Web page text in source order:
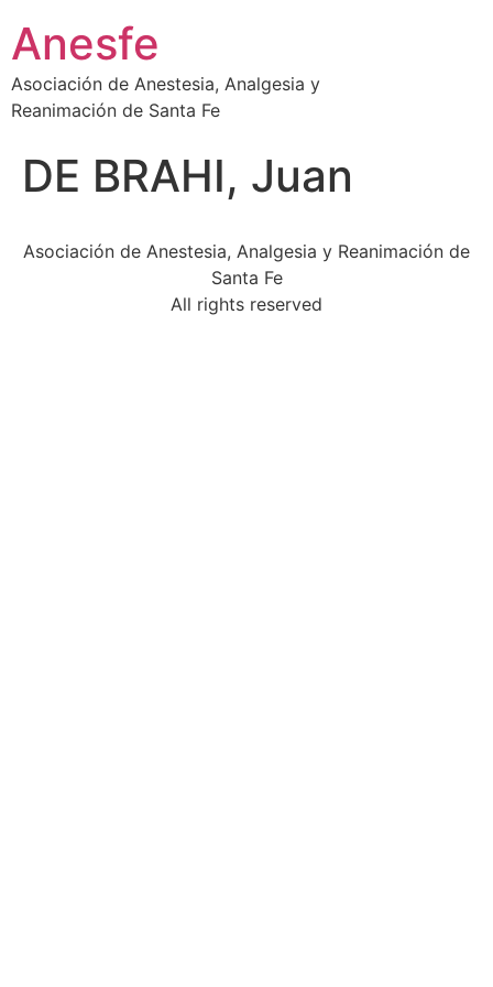
contenido
Anesfe
Asociación de Anestesia, Analgesia y
Reanimación de Santa Fe
DE BRAHI, Juan
Asociación de Anestesia, Analgesia y Reanimación de
Santa Fe
All rights reserved